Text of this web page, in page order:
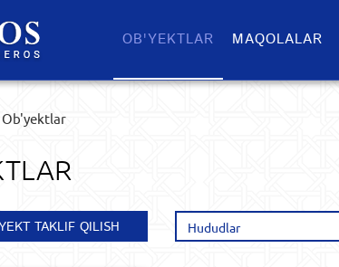
OB'YEKTLAR​ MAQOLALAR
Ob'yektlar​
TAKLIF QILISH Hududlar